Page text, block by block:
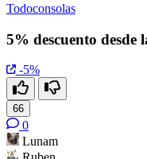
Todoconsolas
5% descuento desde
-5%
66
0
Lunam